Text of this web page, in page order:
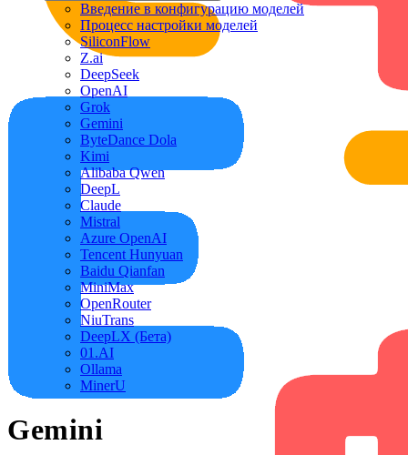
Введение в конфигурацию моделей
Процесс настройки моделей
SiliconFlow
Z.ai
DeepSeek
OpenAI
Grok
Gemini
ByteDance Dola
Kimi
Alibaba Qwen
DeepL
Claude
Mistral
Azure OpenAI
Tencent Hunyuan
Baidu Qianfan
MiniMax
OpenRouter
NiuTrans
DeepLX (Бета)
01.AI
Ollama
MinerU
Gemini